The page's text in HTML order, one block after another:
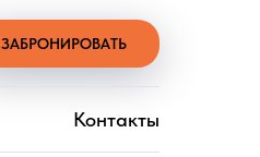
ЗАБРОНИРОВАТЬ
Контакты